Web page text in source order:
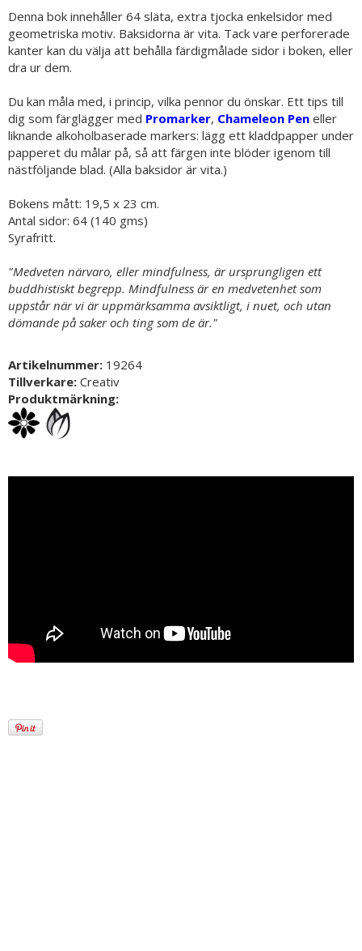
Denna bok innehåller 64 släta, extra tjocka enkelsidor med
geometriska motiv. Baksidorna är vita. Tack vare perforerade
kanter kan du välja att behålla färdigmålade sidor i boken, eller
dra ur dem.
Du kan måla med, i princip, vilka pennor du önskar. Ett tips till
dig som färglägger med Promarker, Chameleon Pen eller
liknande alkoholbaserade markers: lägg ett kladdpapper under
papperet du målar på, så att färgen inte blöder igenom till
nästföljande blad. (Alla baksidor är vita.)
Bokens mått: 19,5 x 23 cm.
Antal sidor: 64 (140 gms)
​Syrafritt.
"Medveten närvaro, eller mindfulness, är ursprungligen ett
buddhistiskt begrepp. Mindfulness är en medvetenhet som
uppstår när vi är uppmärksamma avsiktligt, i nuet, och utan
dömande på saker och ting som de är."
Artikelnummer: 19264
Tillverkare: Creativ
Produktmärkning: